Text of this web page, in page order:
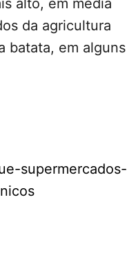
alto, em média
da agricultura
batata, em alguns
supermercados-